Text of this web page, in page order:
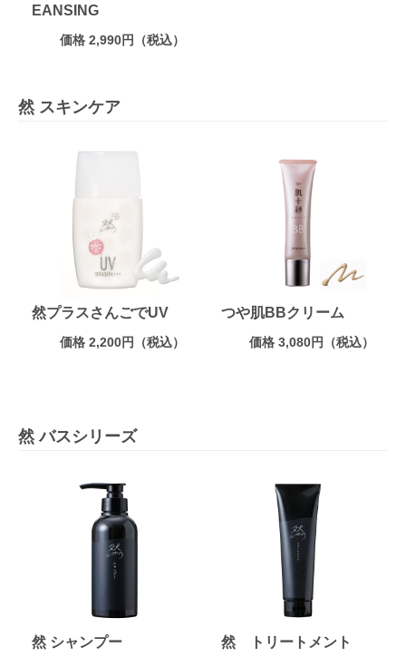
EANSING
価格 2,990円（税込）
然 スキンケア
然プラスさんごでUV
価格 2,200円（税込）
つや肌BBクリーム
価格 3,080円（税込）
然 バスシリーズ
然 シャンプー 然 トリートメント